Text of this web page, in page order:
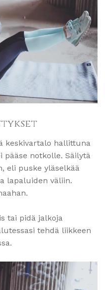
keskivartalo hallittuna
pääse notkolle. Säilytä
eli puske yläselkää
lapaluiden väliin.
tai pidä jalkoja
tehdä liikkeen